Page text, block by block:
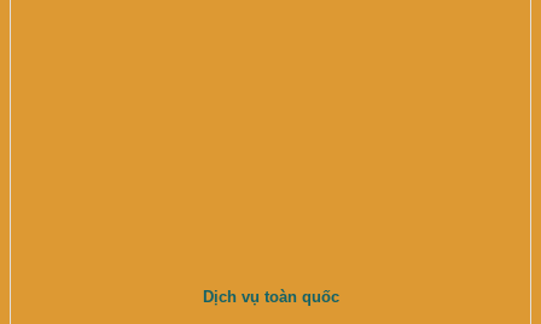
Dịch vụ toàn quốc